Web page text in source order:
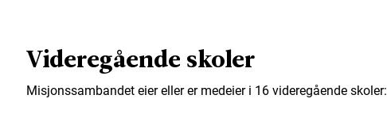
Videregående skoler
Misjonssambandet eier eller er medeier i 16 videregående skoler: